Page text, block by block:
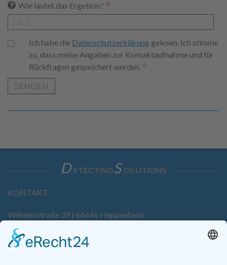
Wie lautet das Ergebnis?
Ich habe die Datenschutzerklärunggelesen. Ich stimme
zu, dass meine Angaben zur Kontaktaufnahme und für
Rückfragen gespeichert werden.
SENDEN
D ETECTINGS OLUTIONS
KONTAKT
Wilhelmstraße 39 | 64646 Heppenheim
Tel. +49 6252 94299-0
Fax +49 6252 94299-8